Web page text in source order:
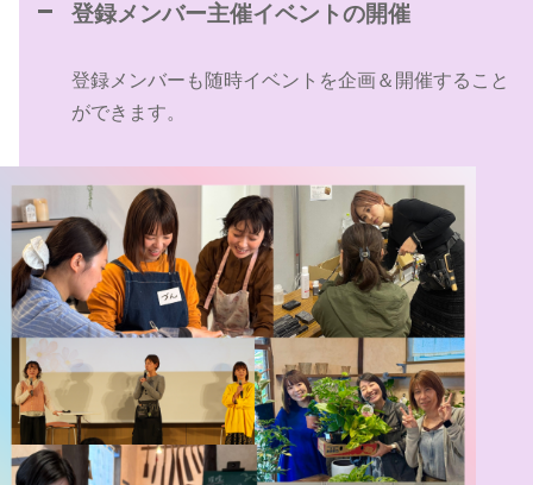
登録メンバー主催イベントの開催
登録メンバーも随時イベントを企画＆開催すること
ができます。